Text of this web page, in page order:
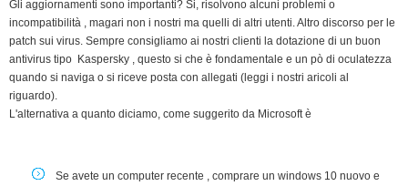
Gli aggiornamenti sono importanti? Si, risolvono alcuni problemi o
incompatibilità , magari non i nostri ma quelli di altri utenti. Altro discorso per le
patch sui virus. Sempre consigliamo ai nostri clienti la dotazione di un buon
antivirus tipo Kaspersky , questo si che è fondamentale e un pò di oculatezza
quando si naviga o si riceve posta con allegati (leggi i nostri aricoli al
riguardo).
L'alternativa a quanto diciamo, come suggerito da Microsoft è
Se avete un computer recente , comprare un windows 10 nuovo e